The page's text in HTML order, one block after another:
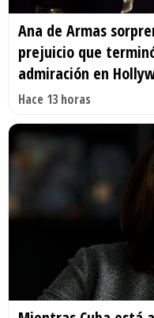
Ana de Armas
prejuicio que
admiración en
Hace 13 horas